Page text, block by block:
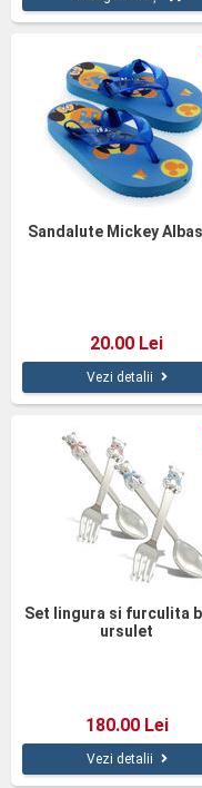
Sandalute Mickey
20.00 Lei
Vezi detalii
Set lingura si furculita
ursulet
180.00 Lei
Vezi detalii